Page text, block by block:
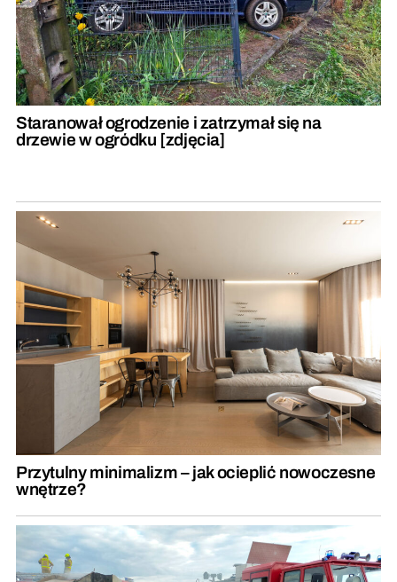
Staranował ogrodzenie i zatrzymał się na
drzewie w ogródku [zdjęcia]
Przytulny minimalizm – jak ocieplić nowoczesne
wnętrze?